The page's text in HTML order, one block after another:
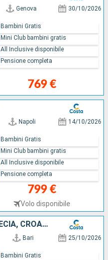
Genova 30/10/2026
769 €
Bambini Gratis
Mini Club bambini gratis
All Inclusive disponibile
Pensione completa
Napoli 14/10/2026
799 €
Volo disponibile
Bambini Gratis
Mini Club bambini gratis
All Inclusive disponibile
Pensione completa
ITALIA, MONTENEGRO, GRECIA, CROAZIA
Bari 25/10/2026
Bambini Gratis